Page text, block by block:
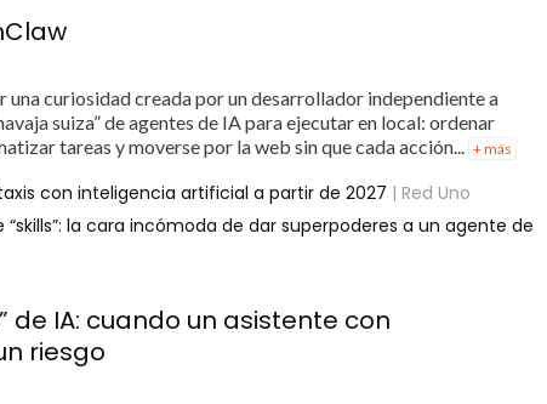
una curiosidad creada por un desarrollador independiente a
suiza” de agentes de IA para ejecutar en local: ordenar
tareas y moverse por la web sin que cada acción...
+ más
con inteligencia artificial a partir de 2027 | Red Uno
la cara incómoda de dar superpoderes a un agente de
IA: cuando un asistente con
riesgo